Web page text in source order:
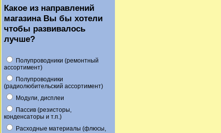
Какое из направлений
магазина Вы бы хотели
чтобы развивалось
лучше?
Полупроводники (ремонтный
ассортимент)
Полупроводники
(радиолюбительский ассортимент)
Модули, дисплеи
Пассив (резисторы,
конденсаторы и т.п.)
Расходные материалы (флюсы,